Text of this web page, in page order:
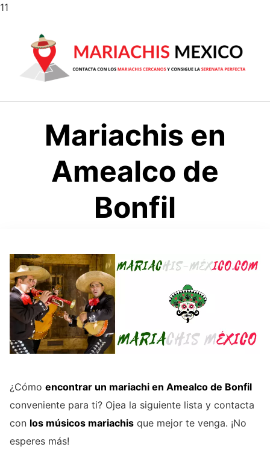
11
contenido
Mariachis en
Amealco de
Bonfil
¿Cómo encontrar un mariachi en Amealco de Bonfil
conveniente para ti? Ojea la siguiente lista y contacta
con los músicos mariachis que mejor te venga. ¡No
esperes más!